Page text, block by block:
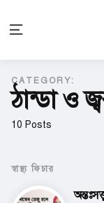
Menu
10 Posts
CATEGORY:
ঠান্ডা ও
স্বাস্থ্য ফিচার